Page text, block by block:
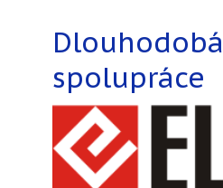
Dlouhodobá
spolupráce